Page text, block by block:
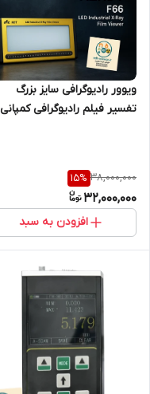
ویوور رادیوگرافی سایز بزرگ
تفسیر فیلم رادیوگرافی کمپانی
38,000,000
15%
32,000,000
افزودن به سبد